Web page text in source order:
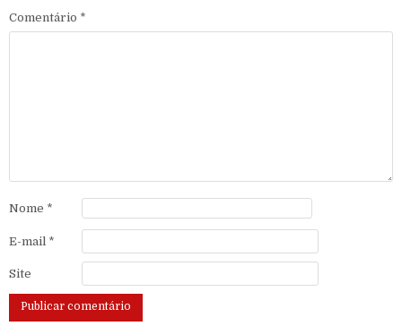
Comentário *
Nome *
E-mail *
Site